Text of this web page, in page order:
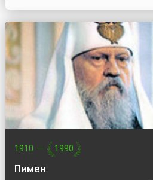
1910 — 1990
Пимен